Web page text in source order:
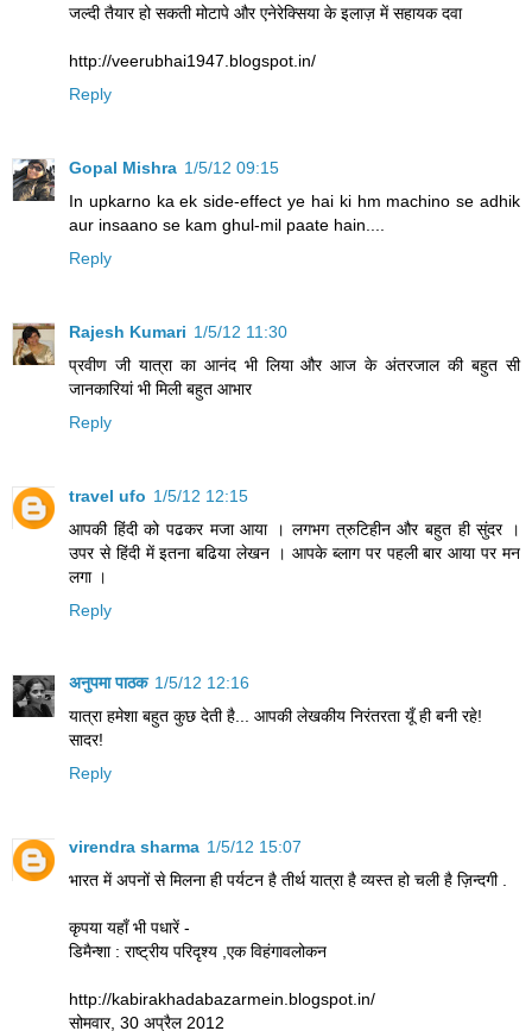
जल्दी तैयार हो सकती मोटापे और एनेरेक्सिया के इलाज़ में सहायक दवा
http://veerubhai1947.blogspot.in/
Reply
Gopal Mishra 1/5/12 09:15
In upkarno ka ek side-effect ye hai ki hm machino se adhik
aur insaano se kam ghul-mil paate hain....
Reply
Rajesh Kumari 1/5/12 11:30
प्रवीण जी यात्रा का आनंद भी लिया और आज के अंतरजाल की बहुत सी
जानकारियां भी मिली बहुत आभार
Reply
travel ufo 1/5/12 12:15
आपकी हिंदी को पढकर मजा आया । लगभग त्रुटिहीन और बहुत ही सुंदर ।
उपर से हिंदी में इतना बढिया लेखन । आपके ब्लाग पर पहली बार आया पर मन
लगा ।
Reply
अनुपमा पाठक 1/5/12 12:16
यात्रा हमेशा बहुत कुछ देती है... आपकी लेखकीय निरंतरता यूँ ही बनी रहे!
सादर!
Reply
virendra sharma 1/5/12 15:07
भारत में अपनों से मिलना ही पर्यटन है तीर्थ यात्रा है व्यस्त हो चली है ज़िन्दगी .
कृपया यहाँ भी पधारें -
डिमैन्शा : राष्ट्रीय परिदृश्य ,एक विहंगावलोकन
http://kabirakhadabazarmein.blogspot.in/
सोमवार, 30 अप्रैल 2012